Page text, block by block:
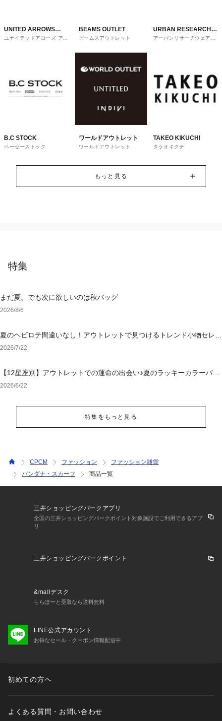
UNITED ARROWS
OUTLET
ユナイテッドアローズ アウ
BEAMS OUTLET
ビームスアウトレット
URBAN RESEARCH
ware house
アーバンリサーチウェアハ
B.C STOCK
ベーセーストック
ワールドアウトレット
ワールドアウトレット
TAKEO KIKUCHI
タケオキクチ
もっと見る
特集
まだ夏。でも次に欲しいのは秋バッグ
2026/8/6
夏のヘビロテ間違いなし！アウトレットで見つけるトレンド小物セレク
ション
2026/7/22
【12星座別】アウトレットでの運命の出会い♪夏のラッキーカラーバッ
グ＆小物
2026/6/22
特集をもっと見る
CPCM ファッション
ファッション雑貨
バンダナ・スカーフ
商品一覧
三井ショッピングパークアプリ
全国の三井ショッピングパークポイント対象施設でご利用できるアプ
リ
三井ショッピングパークポイント
&mallデスク
ららぽーと受取なら送料無料
LINE公式アカウント
お得なセール・クーポン情報配信中
初めての方へ
よくある質問・お問い合わせ